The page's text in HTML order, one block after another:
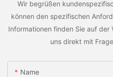
Wir begrüßen
können den spezifischen
Informationen finden Sie auf
uns direkt mit
Name